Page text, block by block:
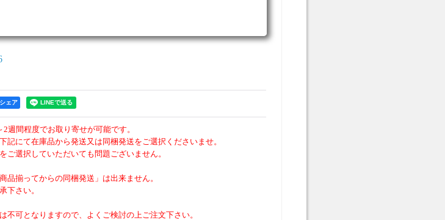
ェア
週間程度でお取り寄せが可能です。
記にて在庫品から発送又は同梱発送をご選択くださいませ。
ご選択していただいても問題ございません。
品揃ってからの同梱発送」は出来ません。
下さい。
不可となりますので、よくご検討の上ご注文下さい。